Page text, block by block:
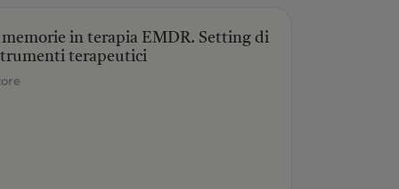
in terapia EMDR. Setting di
terapeutici